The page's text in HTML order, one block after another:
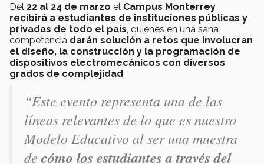
Del 22 al 24 de marzo el Campus Monterrey
recibirá a estudiantes de instituciones públicas y
privadas de todo el país , quienes en una sana
competencia darán solución a retos que involucran
el diseño, la construcción y la programación de
dispositivos electromecánicos con diversos
grados de complejidad.
“Este evento representa una de las
líneas relevantes de lo que es nuestro
Modelo Educativo al ser una muestra
de cómo los estudiantes a través del